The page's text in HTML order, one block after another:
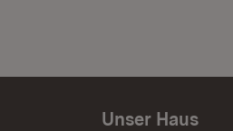
Unser Haus